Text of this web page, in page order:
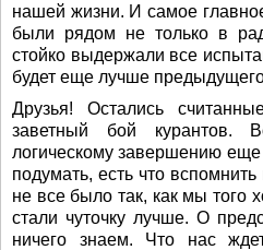
нашей жизни. И самое
были рядом не только в
стойко выдержали все
будет еще лучше
Друзья! Остались
заветный бой курантов.
логическому завершению
подумать, есть что
не все было так, как мы того
стали чуточку лучше. О
ничего знаем. Что нас